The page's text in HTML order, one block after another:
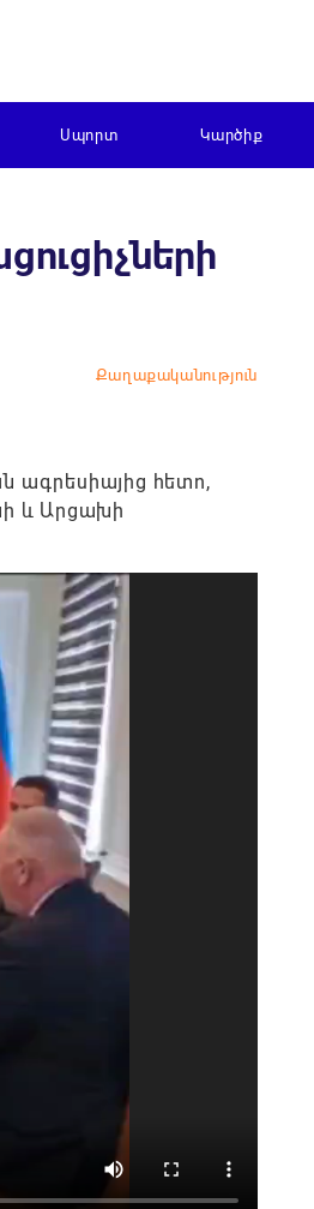
Սպորտ Կարծիք
Քաղաքականություն
ագրեսիայից հետո,
և Արցախի